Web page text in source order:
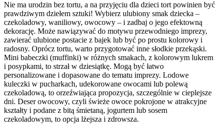
Nie ma urodzin bez tortu, a na przyjęciu dla dzieci tort powinien być
prawdziwym dziełem sztuki! Wybierz ulubiony smak dziecka –
czekoladowy, waniliowy, owocowy – i zadbaj o jego efektowną
dekorację. Może nawiązywać do motywu przewodniego imprezy,
zawierać ulubione postacie z bajek lub być po prostu kolorowy i
radosny. Oprócz tortu, warto przygotować inne słodkie przekąski.
Mini babeczki (muffinki) w różnych smakach, z kolorowym lukrem
i posypkami, to strzał w dziesiątkę. Mogą być łatwo
personalizowane i dopasowane do tematu imprezy. Lodowe
kuleczki w pucharkach, udekorowane owocami lub polewą
czekoladową, to orzeźwiająca propozycja, szczególnie w cieplejsze
dni. Deser owocowy, czyli świeże owoce pokrojone w atrakcyjne
kształty i podane z bitą śmietaną, jogurtem lub sosem
czekoladowym, to opcja lżejsza i zdrowsza.